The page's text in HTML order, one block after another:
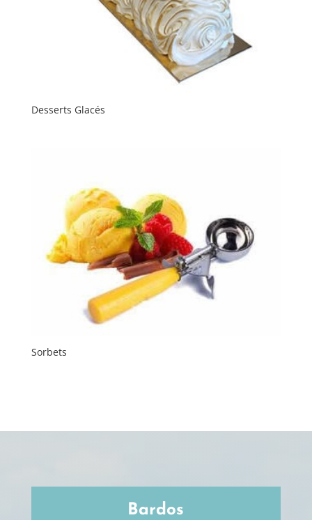
Desserts Glacés
Sorbets
Bardos